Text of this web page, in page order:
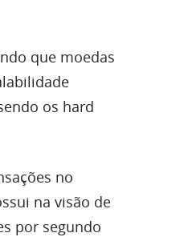
que moedas
os hard
no
na visão de
por segundo